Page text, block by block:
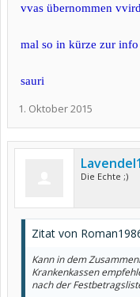
vvas übernommen
mal so in kürze zur info
sauri
1. Oktober 2015
Die Echte ;)
Zitat von
Kann in dem
Krankenkassen
nach der